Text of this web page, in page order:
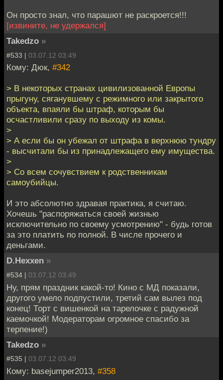
Он просто знал, что парашют не раскроется!!!
[извините, не удержался]
Takedzo »
#533 | 03.07.12 03:49
Кому: Дюк, #342
> В некоторых странах цивилизованной Европы
прыгуну, сяганувшему с режимного или закрытого
объекта, впаяли бы штраф, которым бы
осчастливили сразу по выходу из комы.
>
> А если бы он убежал от штрафа в верхнюю тундру
- высчитали бы из принадлежащего ему имущества.
>
> Со всем сочувствием к родственникам
самоубийцы.
И это абсолютно здравая практика, я считаю.
Хочешь "распоряжаться своей жизнью
исключительно по своему усмотрению" - будь готов
за это платить по полной. В числе прочего и
деньгами.
D.Hexxen »
#534 | 03.07.12 03:49
Ну, прям праздник какой-то! Кино с МД показали,
другого умело подпустили, третий сам вылез под
конец! Торт с вишенкой на тарелочке с радужной
каемочкой! Модераторам огромное спасибо за
терпение!)
Takedzo »
#535 | 03.07.12 03:49
Кому: basejumper2013, #358